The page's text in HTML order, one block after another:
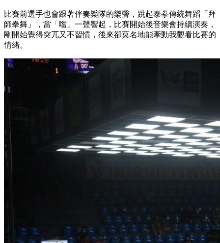
比賽前選手也會跟著伴奏樂隊的樂聲，跳起泰拳傳統舞蹈「拜
師拳舞」，當「噹」一聲響起，比賽開始後音樂會持續演奏，
剛開始覺得突兀又不習慣，後來卻莫名地能牽動我觀看比賽的
情緒。